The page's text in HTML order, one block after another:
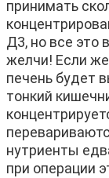
принимать
Д3, но все это
желчи! Если
печень будет
тонкий
нутриенты
при операции